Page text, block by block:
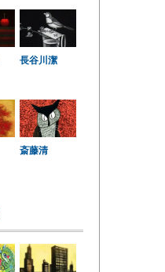
長谷川潔
斎藤清